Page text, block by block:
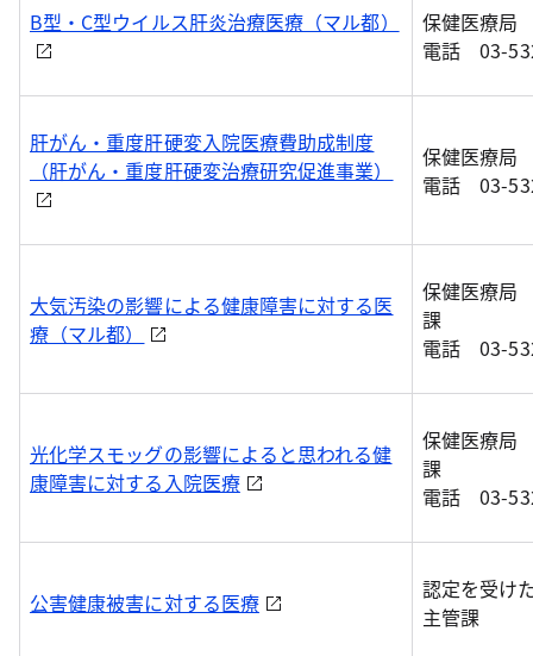
B型・C型ウイルス肝炎治療医療（マル都）
保健医療
電話 03-
肝がん・重度肝硬変入院医療費助成制度
（肝がん・重度肝硬変治療研究促進事業）
保健医療
電話 03-
大気汚染の影響による健康障害に対する医
療（マル都）
保健医療
課
電話 03-
光化学スモッグの影響によると思われる健
康障害に対する入院医療
保健医療
課
電話 03-
公害健康被害に対する医療
認定を受け
主管課